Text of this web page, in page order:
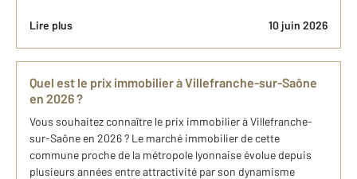
Lire plus 10 juin 2026
Quel est le prix immobilier à Villefranche-sur-Saône
en 2026 ?
Vous souhaitez connaître le prix immobilier à Villefranche-
sur-Saône en 2026 ? Le marché immobilier de cette
commune proche de la métropole lyonnaise évolue depuis
plusieurs années entre attractivité par son dynamisme